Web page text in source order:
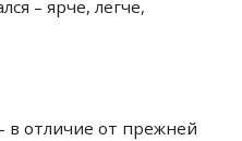
– ярче, легче,
в отличие от прежней